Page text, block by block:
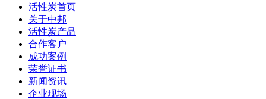
活性炭首页
关于中邦
活性炭产品
合作客户
成功案例
荣誉证书
新闻资讯
企业现场